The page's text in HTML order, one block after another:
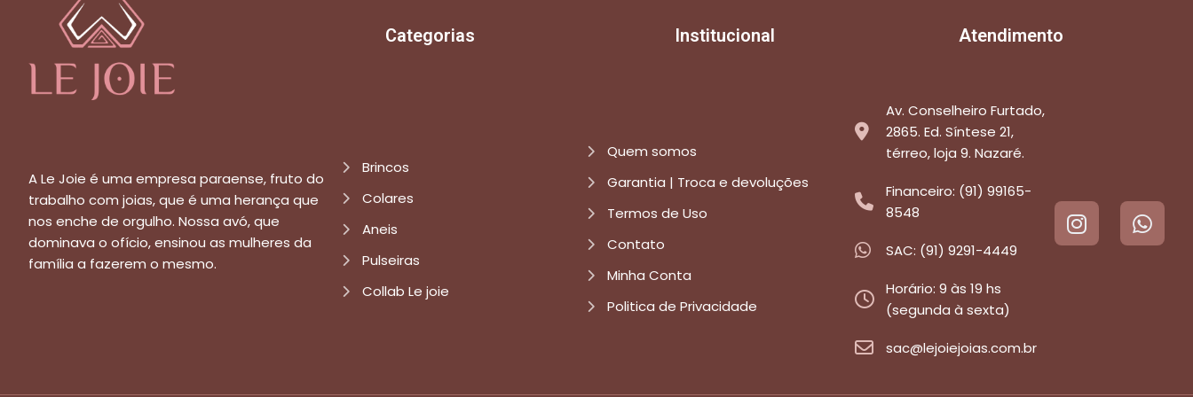
Categorias Institucional Atendimento
A Le Joie é uma empresa paraense, fruto do
trabalho com joias, que é uma herança que
nos enche de orgulho. Nossa avó, que
dominava o ofício, ensinou as mulheres da
família a fazerem o mesmo.
Brincos
Colares
Aneis
Pulseiras
Collab Le joie
Quem somos
Garantia | Troca e devoluções
Termos de Uso
Contato
Minha Conta
Politica de Privacidade
Av. Conselheiro Furtado,
2865. Ed. Síntese 21,
térreo, loja 9. Nazaré.
Financeiro: (91) 99165-
8548
SAC: (91) 9291-4449
Horário: 9 às 19 hs
(segunda à sexta)
sac@lejoiejoias.com.br